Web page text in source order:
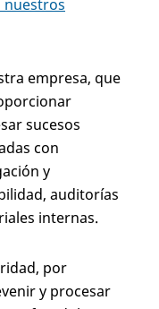
nuestros
empresa, que
sucesos
con
y
auditorías
internas.
por
y procesar